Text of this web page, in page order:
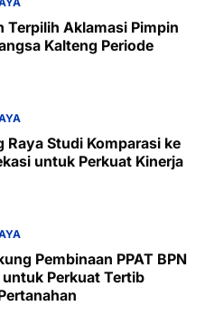
Terpilih Aklamasi Pimpin
Kalteng Periode
Raya Studi Komparasi ke
untuk Perkuat Kinerja
Pembinaan PPAT BPN
Perkuat Tertib